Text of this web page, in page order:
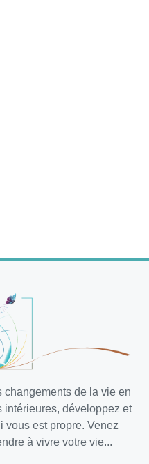
de la vie en
intérieures, développez et
vous est propre. Venez
à vivre votre vie...